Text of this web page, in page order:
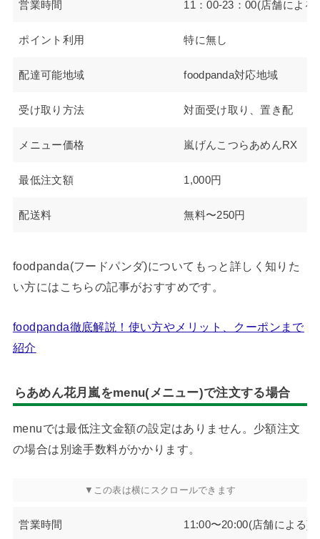
営業時間 11：00-23：00(店舗による)
ポイント利用 特に無し
配達可能地域 foodpanda対応地域
受け取り方法 対面受け取り、置き配
メニュー価格 嵐げんこつらあめんRX
最低注文額 1,000円
配送料 無料〜250円
foodpanda(フードパンダ)についてもっと詳しく知りた
い方にはこちらの記事がおすすめです。
foodpanda徹底解説！使い方やメリット、クーポンまで
紹介
らあめん花月嵐をmenu(メニュー)で注文する場合
menuでは最低注文金額の設定はありません。少額注文
の場合は別途手数料がかかります。
営業時間 11:00〜20:00(店舗による)